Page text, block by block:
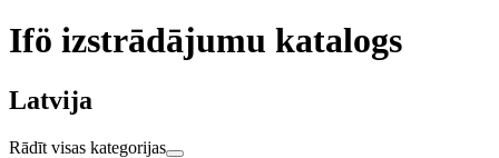
Ifö izstrādājumu katalogs
Latvija
Rādīt visas kategorijas